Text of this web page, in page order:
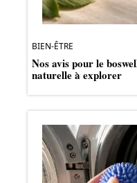
BIEN-ÊTRE
Nos avis pour le
naturelle à explorer